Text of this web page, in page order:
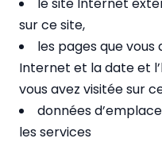
sur ce site,
les pages que vous
Internet et la date et
vous avez visitée sur
données
les services